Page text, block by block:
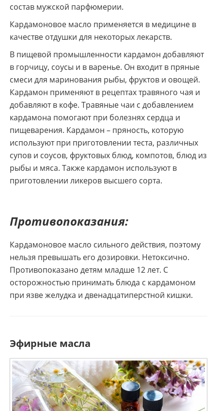
состав мужской парфюмерии.
Кардамоновое масло применяется в медицине в
качестве отдушки для некоторых лекарств.
В пищевой промышленности кардамон добавляют
в горчицу, соусы и в варенье. Он входит в пряные
смеси для маринования рыбы, фруктов и овощей.
Кардамон применяют в рецептах травяного чая и
добавляют в кофе. Травяные чаи с добавлением
кардамона помогают при болезнях сердца и
пищеварения. Кардамон – пряность, которую
используют при приготовлении теста, различных
супов и соусов, фруктовых блюд, компотов, блюд из
рыбы и мяса. Также кардамон используют в
приготовлении ликеров высшего сорта.
Противопоказания:
Кардамоновое масло сильного действия, поэтому
нельзя превышать его дозировки. Нетоксично.
Противопоказано детям младше 12 лет. С
осторожностью принимать блюда с кардамоном
при язве желудка и двенадцатиперстной кишки.
Эфирные масла